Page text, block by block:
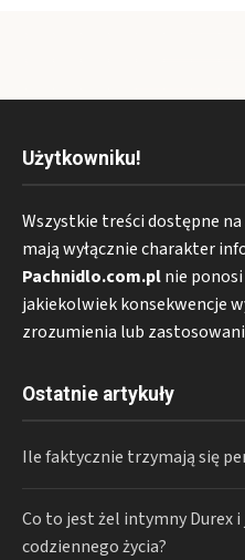
Użytkowniku!
Wszystkie treści dostępne
mają wyłącznie charakter
Pachnidlo.com.plnie
jakiekolwiek konsekwencje
zrozumienia lub
Ostatnie artykuły
Ile faktycznie trzymają się
Co to jest żel intymny Durex
codziennego życia?